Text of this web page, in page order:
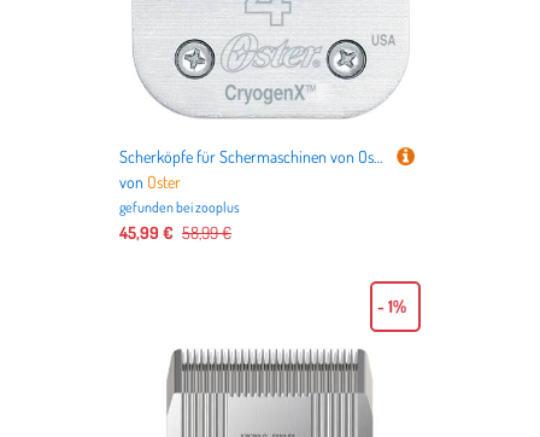
Scherköpfe für Schermaschinen von Oster - Scherkopf Nr. 4 (Länge 9,5 mm, Skip Tooth)
von Oster
gefunden beizooplus
45,99 € 58,99 €
- 1%